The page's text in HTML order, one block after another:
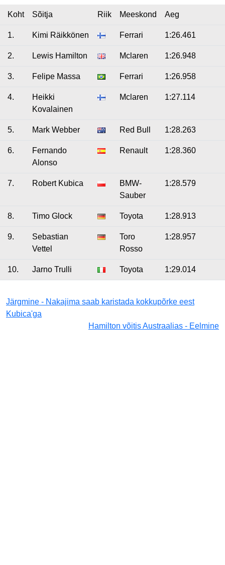
Koht Sõitja Riik Meeskond Aeg
1. Kimi Räikkönen Ferrari 1:26.461
2. Lewis Hamilton Mclaren 1:26.948
3. Felipe Massa Ferrari 1:26.958
4.
Heikki
Kovalainen
Mclaren 1:27.114
5. Mark Webber Red Bull 1:28.263
6.
Fernando
Alonso
Renault 1:28.360
7. Robert Kubica
BMW-
Sauber
1:28.579
8. Timo Glock Toyota 1:28.913
9.
Sebastian
Vettel
Toro
Rosso
1:28.957
10. Jarno Trulli Toyota 1:29.014
Järgmine - Nakajima saab karistada kokkupõrke eest
Kubica'ga
Hamilton võitis Austraalias - Eelmine